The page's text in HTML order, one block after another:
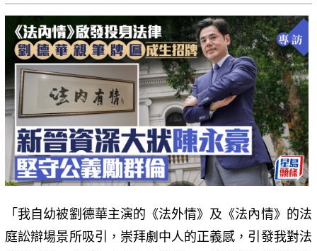
「我自幼被劉德華主演的《法外情》及《法內情》的法
庭訟辯場景所吸引，崇拜劇中人的正義感，引發我對法